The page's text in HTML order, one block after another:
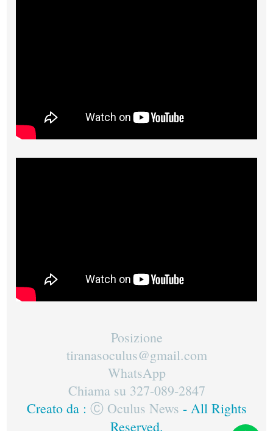
Posizione
tiranasoculus@gmail.com
WhatsApp
Chiama su 327-089-2847
Creato da : Ⓒ Oculus News - All Rights
Reserved.